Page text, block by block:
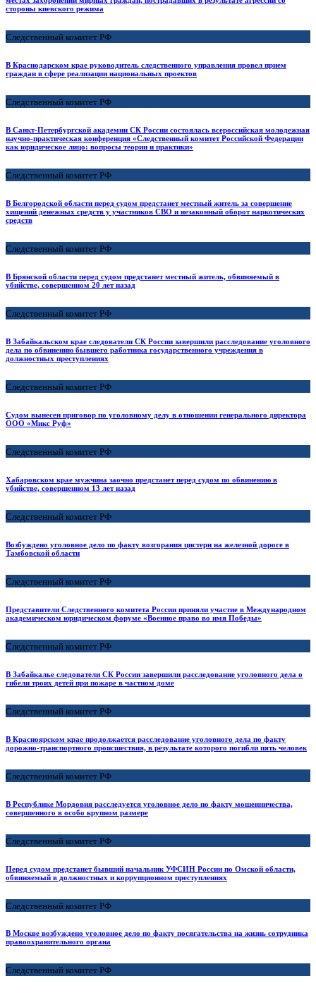
стороны киевского режима
Следственный комитет РФ
В Краснодарском крае руководитель следственного управления провел прием
граждан в сфере реализации национальных проектов
Следственный комитет РФ
В Санкт-Петербургской академии СК России состоялась всероссийская молодежная
научно-практическая конференция «Следственный комитет Российской Федерации
как юридическое лицо: вопросы теории и практики»
Следственный комитет РФ
В Белгородской области перед судом предстанет местный житель за совершение
хищений денежных средств у участников СВО и незаконный оборот наркотических
средств
Следственный комитет РФ
В Брянской области перед судом предстанет местный житель, обвиняемый в
убийстве, совершенном 20 лет назад
Следственный комитет РФ
В Забайкальском крае следователи СК России завершили расследование уголовного
дела по обвинению бывшего работника государственного учреждения в
должностных преступлениях
Следственный комитет РФ
Судом вынесен приговор по уголовному делу в отношении генерального директора
ООО «Микс Руф»
Следственный комитет РФ
Хабаровском крае мужчина заочно предстанет перед судом по обвинению в
убийстве, совершенном 13 лет назад
Следственный комитет РФ
Возбуждено уголовное дело по факту возгорания цистерн на железной дороге в
Тамбовской области
Следственный комитет РФ
Представители Следственного комитета России приняли участие в Международном
академическом юридическом форуме «Военное право во имя Победы»
Следственный комитет РФ
В Забайкалье следователи СК России завершили расследование уголовного дела о
гибели троих детей при пожаре в частном доме
Следственный комитет РФ
В Красноярском крае продолжается расследование уголовного дела по факту
дорожно-транспортного происшествия, в результате которого погибли пять человек
Следственный комитет РФ
В Республике Мордовия расследуется уголовное дело по факту мошенничества,
совершенного в особо крупном размере
Следственный комитет РФ
Перед судом предстанет бывший начальник УФСИН России по Омской области,
обвиняемый в должностных и коррупционном преступлениях
Следственный комитет РФ
В Москве возбуждено уголовное дело по факту посягательства на жизнь сотрудника
правоохранительного органа
Следственный комитет РФ